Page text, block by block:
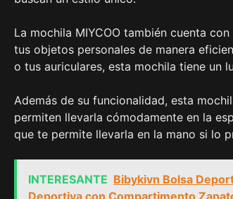
La mochila MIYCOO también cuenta
tus objetos personales de manera
o tus auriculares, esta mochila tiene un
Además de su funcionalidad, esta
permiten llevarla cómodamente en la
que te permite llevarla en la mano si lo
INTERESANTE Bibykivn Bolsa